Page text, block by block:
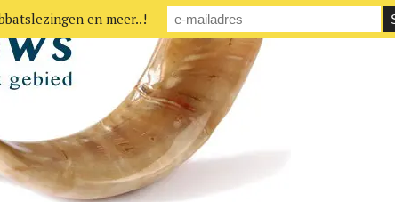
en meer..!